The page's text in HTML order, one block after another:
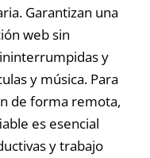
Garantizan una
web sin
y
y música. Para
de forma remota,
es esencial
y trabajo